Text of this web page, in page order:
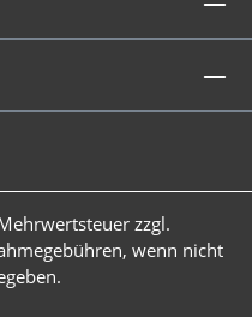
zzgl.
wenn nicht